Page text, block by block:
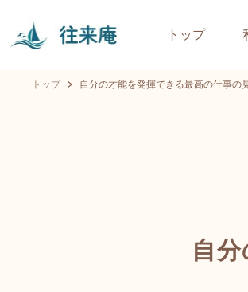
トップ
トップ 自分の才能を発揮できる最高の仕事の
自